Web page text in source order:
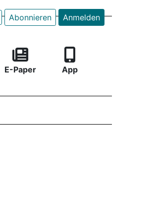
Abonnieren Anmelden
E-Paper App